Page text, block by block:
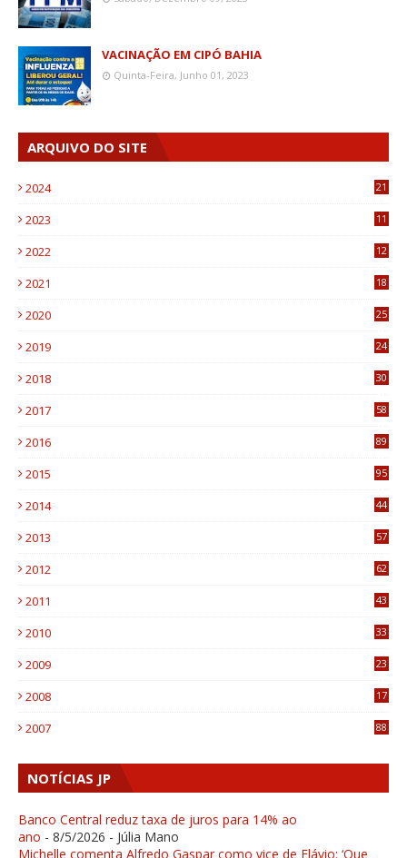
VACINAÇÃO EM CIPÓ BAHIA
Quinta-Feira, Junho 01, 2023
ARQUIVO DO SITE
2024 21
2023
11
2022
12
2021
18
2020
25
2019
24
2018
30
2017
58
2016
89
2015
95
2014
44
2013
57
2012
62
2011
43
2010
33
2009
23
2008
17
2007 88
NOTÍCIAS JP
Banco Central reduz taxa de juros para 14% ao
ano - 8/5/2026 - Júlia Mano
Michelle comenta Alfredo Gaspar como vice de Flávio: ‘Que